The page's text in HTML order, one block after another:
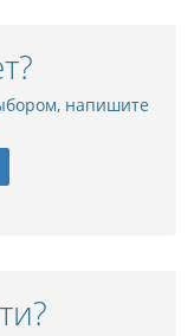
напишите